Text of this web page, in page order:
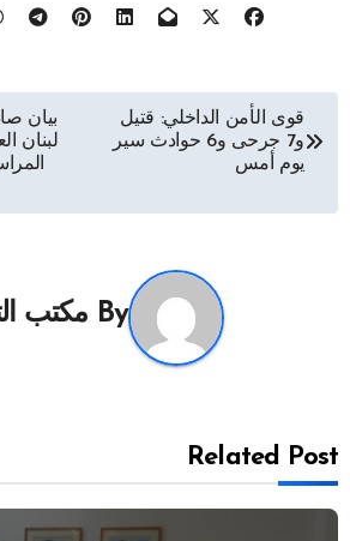
تصفّح
المقالات
قوى الأمن الداخلي: قتيل
و7 جرحى و6 حوادث سير
يوم أمس
بيان
لبنان
By مكتب
Related Post